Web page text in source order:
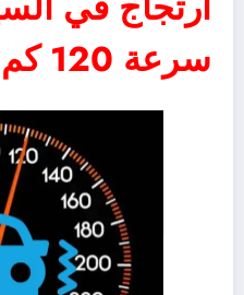
سرعة 120 كم